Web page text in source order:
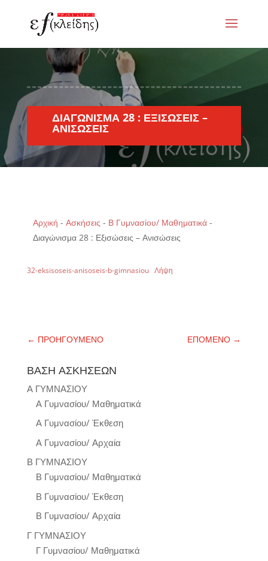
ΔΙΑΓΏΝΙΣΜΑ 28 : ΕΞΙΣΏΣΕΙΣ –
ΑΝΙΣΏΣΕΙΣ
Αρχική - Ασκήσεις - Β Γυμνασίου/ Μαθηματικά-
Διαγώνισμα 28 : Εξισώσεις – Ανισώσεις
32-eksisoseis-anisoseis-b-gimnasiou Λήψη
← ΠΡΟΗΓΟΥΜΕΝΟ ΕΠΟΜΕΝΟ →
ΒΑΣΗ ΑΣΚΗΣΕΩΝ
Α ΓΥΜΝΑΣΙΟΥ
Α Γυμνασίου/ Μαθηματικά
Α Γυμνασίου/ Έκθεση
Α Γυμνασίου/ Αρχαία
Β ΓΥΜΝΑΣΙΟΥ
Β Γυμνασίου/ Μαθηματικά
Β Γυμνασίου/ Έκθεση
Β Γυμνασίου/ Αρχαία
Γ ΓΥΜΝΑΣΙΟΥ
Γ Γυμνασίου/ Μαθηματικά